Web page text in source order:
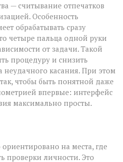
— считывание отпечатков
Особенность
обрабатывать сразу
четыре пальца одной руки
от задачи. Такой
процедуру и снизить
неудачного касания. При этом
чтобы быть понятной даже
впервые: интерфейс
максимально просты.
на места, где
проверки личности. Это